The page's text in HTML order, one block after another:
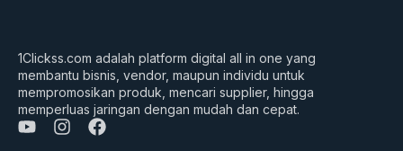
1Clickss.com adalah platform digital all in one yang
membantu bisnis, vendor, maupun individu untuk
mempromosikan produk, mencari supplier, hingga
memperluas jaringan dengan mudah dan cepat.
Y
I
F